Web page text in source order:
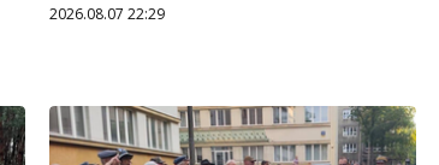
2026.08.07 22:29